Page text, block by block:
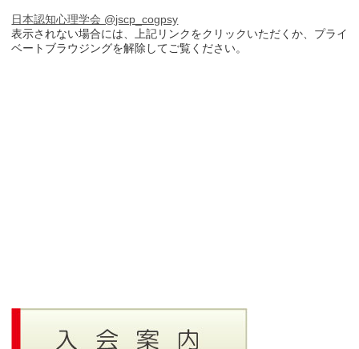
日本認知心理学会 @jscp_cogpsy
表示されない場合には、上記リンクをクリックいただくか、プライ
ベートブラウジングを解除してご覧ください。